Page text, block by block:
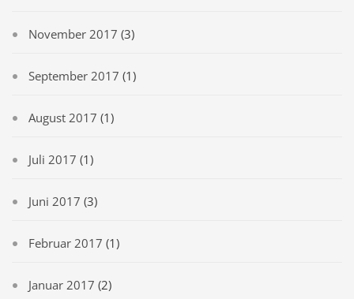
November 2017 (3)
September 2017 (1)
August 2017 (1)
Juli 2017 (1)
Juni 2017 (3)
Februar 2017 (1)
Januar 2017 (2)